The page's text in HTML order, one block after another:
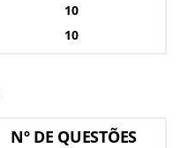
10
10
Nº DE QUESTÕES